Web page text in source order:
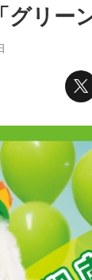
リー